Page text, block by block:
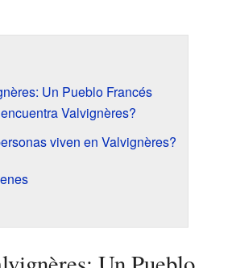
Un Pueblo Francés
Valvignères?
viven en Valvignères?